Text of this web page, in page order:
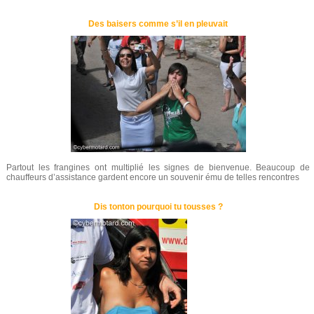
Des baisers comme s’il en pleuvait
Partout les frangines ont multiplié les signes de bienvenue. Beaucoup de
chauffeurs d’assistance gardent encore un souvenir ému de telles rencontres
Dis tonton pourquoi tu tousses ?